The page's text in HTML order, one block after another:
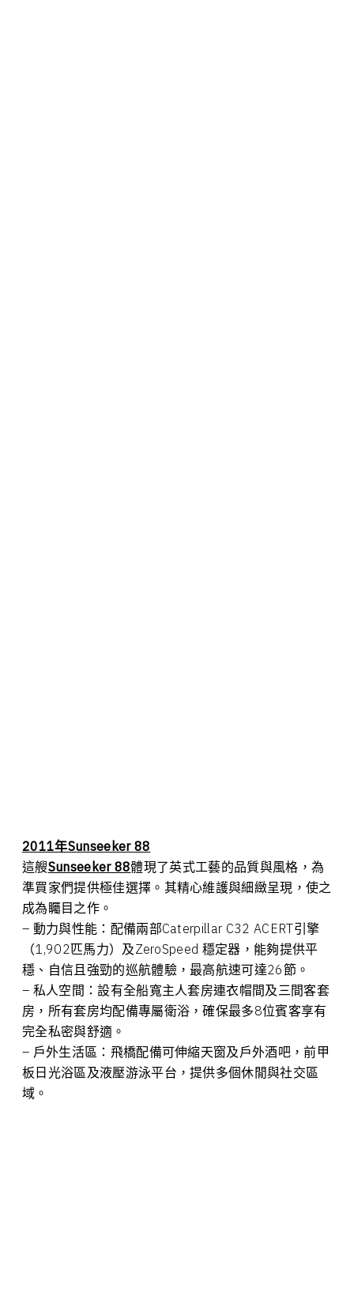
2011年Sunseeker 88
這艘Sunseeker 88體現了英式工藝的品質與風格，為
準買家們提供極佳選擇。其精心維護與細緻呈現，使之
成為矚目之作。
– 動力與性能：配備兩部Caterpillar C32 ACERT引擎
（1,902匹馬力）及ZeroSpeed 穩定器，能夠提供平
穩、自信且強勁的巡航體驗，最高航速可達26節。
– 私人空間：設有全船寬主人套房連衣帽間及三間客套
房，所有套房均配備專屬衛浴，確保最多8位賓客享有
完全私密與舒適。
– 戶外生活區：飛橋配備可伸縮天窗及戶外酒吧，前甲
板日光浴區及液壓游泳平台，提供多個休閒與社交區
域。